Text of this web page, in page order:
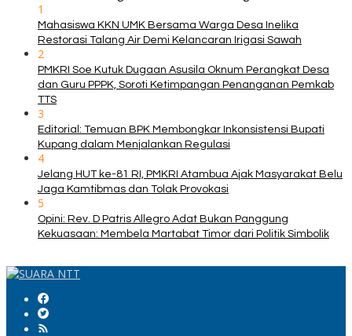
1
Mahasiswa KKN UMK Bersama Warga Desa Inelika
Restorasi Talang Air Demi Kelancaran Irigasi Sawah
2
PMKRI Soe Kutuk Dugaan Asusila Oknum Perangkat Desa
dan Guru PPPK, Soroti Ketimpangan Penanganan Pemkab
TTS
3
Editorial: Temuan BPK Membongkar Inkonsistensi Bupati
Kupang dalam Menjalankan Regulasi
4
Jelang HUT ke-81 RI, PMKRI Atambua Ajak Masyarakat Belu
Jaga Kamtibmas dan Tolak Provokasi
5
Opini: Rev. D Patris Allegro Adat Bukan Panggung
Kekuasaan: Membela Martabat Timor dari Politik Simbolik